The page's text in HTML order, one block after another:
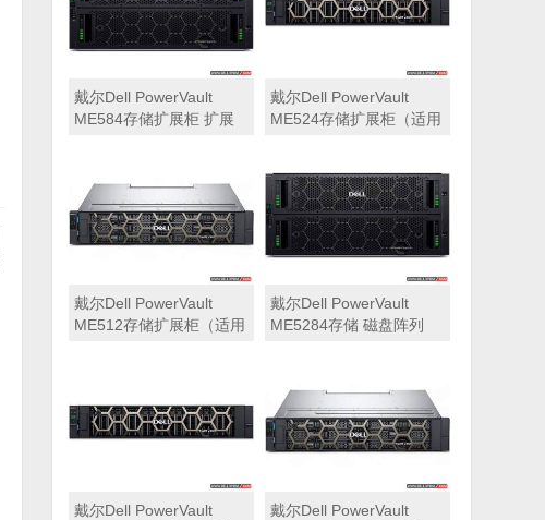
戴尔Dell PowerVault
ME584存储扩展柜 扩展
ME5224，ME5284等主
存储扩展）
戴尔Dell PowerVault
ME524存储扩展柜（适用
戴尔Dell PowerVault
ME512存储扩展柜（适用
戴尔Dell PowerVault
ME5284存储 磁盘阵列
戴尔Dell PowerVault
戴尔Dell PowerVault